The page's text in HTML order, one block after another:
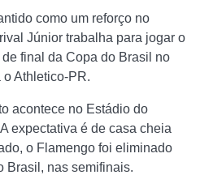
como um reforço no
Júnior trabalha para jogar o
final da Copa do Brasil no
o Athletico-PR.
acontece no Estádio do
expectativa é de casa cheia
o Flamengo foi eliminado
Brasil, nas semifinais.